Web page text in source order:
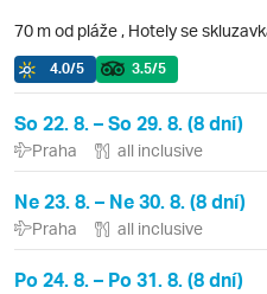
70 m od pláže , Hotely se
4.0/5 3.5/5
So 22. 8. – So 29. 8. (8 dní)
Praha all inclusive
Ne 23. 8. – Ne 30. 8. (8 dní)
Praha all inclusive
Po 24. 8. – Po 31. 8. (8 dní)